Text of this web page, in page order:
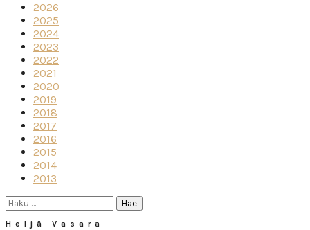
2026
2025
2024
2023
2022
2021
2020
2019
2018
2017
2016
2015
2014
2013
Haku:
Heljä Vasara